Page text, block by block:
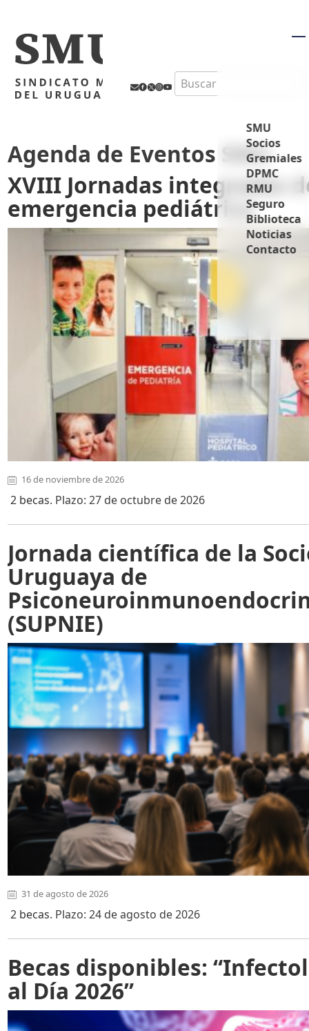
Search
SMU
Socios
Gremiales
DPMC
RMU
Seguro
Biblioteca
Noticias
Contacto
Agenda de Eventos SMU
XVIII Jornadas integradas
emergencia pediátrica
16 de noviembre de 2026
2 becas. Plazo: 27 de octubre de 2026
Jornada científica de la
Uruguaya de
(SUPNIE)
31 de agosto de 2026
2 becas. Plazo: 24 de agosto de 2026
Becas disponibles:
al Día 2026”